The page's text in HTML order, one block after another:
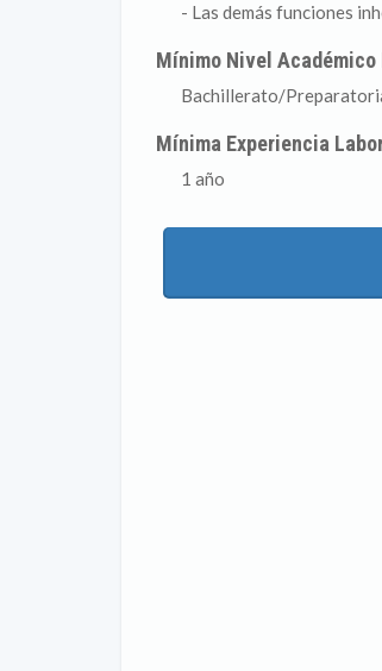
- Las demás funciones
Mínimo Nivel Académico
Bachillerato/
Mínima Experiencia
1 año